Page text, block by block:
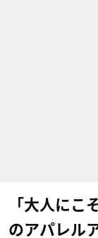
「大人にこ
のアパレル